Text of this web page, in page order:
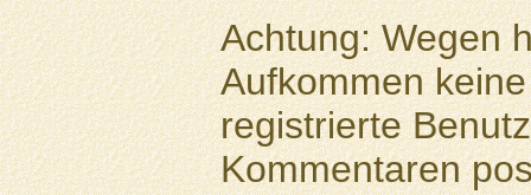
Achtung: Wegen
Aufkommen
registrierte
Kommentaren